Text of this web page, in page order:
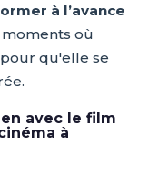
à l’avance
moments où
qu'elle se
avec le film
à